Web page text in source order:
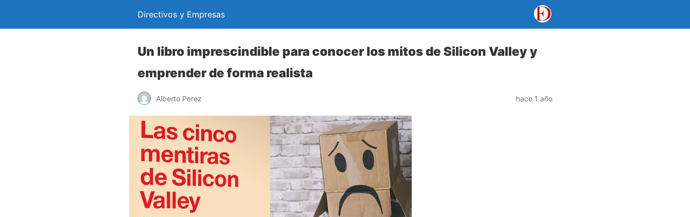
Directivos y Empresas
Un libro imprescindible para conocer los mitos de Silicon Valley y
emprender de forma realista
Alberto Perez hace 1 año